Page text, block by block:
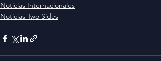
Noticias Internacionales
Noticias Two Sides